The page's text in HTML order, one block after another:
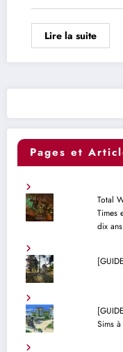
Lire la suite
Pages et
Total
Times
dix ans
Sims